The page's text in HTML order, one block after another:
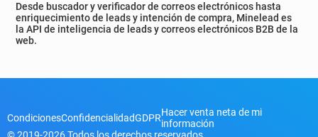
Desde buscador y verificador de correos electrónicos hasta
enriquecimiento de leads y intención de compra, Minelead es
la API de inteligencia de leads y correos electrónicos B2B de la
web.
CondicionesConfidencialidadGDPRHacer venta neta de mi
información